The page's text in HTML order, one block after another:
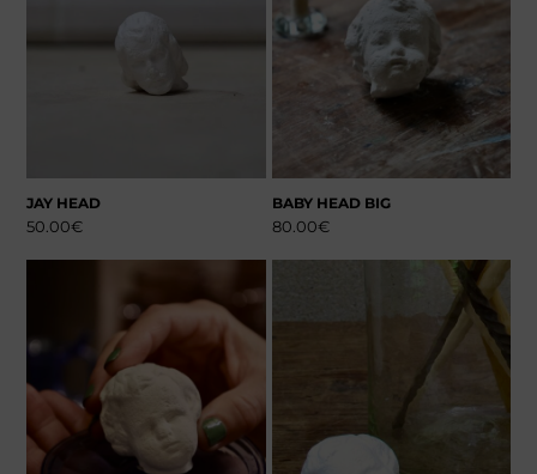
JAY HEAD
50.00€
BABY HEAD BIG
80.00€